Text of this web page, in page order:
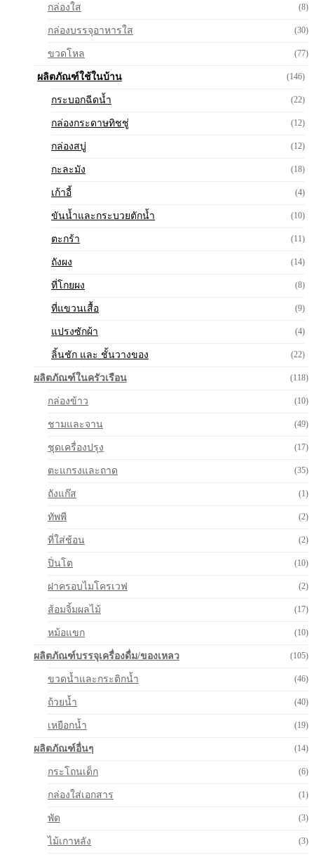
กล่องใส (8)
กล่องบรรจุอาหารใส (30)
ขวดโหล (77)
ผลิตภัณฑ์ใช้ในบ้าน (146)
กระบอกฉีดน้ำ (22)
กล่องกระดาษทิชชู่ (12)
กล่องสบู่ (12)
กะละมัง (18)
เก้าอี้ (4)
ขันน้ำและกระบวยตักน้ำ (10)
ตะกร้า (11)
ถังผง (14)
ที่โกยผง (8)
ที่แขวนเสื้อ (9)
แปรงซักผ้า (4)
ลิ้นชัก และ ชั้นวางของ (22)
ผลิตภัณฑ์ในครัวเรือน (118)
กล่องข้าว (10)
ชามและจาน (49)
ชุดเครื่องปรุง (17)
ตะแกรงและถาด (35)
ถังแก๊ส (1)
ทัพพี (2)
ที่ใส่ช้อน (2)
ปิ่นโต (10)
ฝาครอบไมโครเวฟ (2)
ส้อมจิ้มผลไม้ (17)
หม้อแขก (10)
ผลิตภัณฑ์บรรจุเครื่องดื่ม/ของเหลว (105)
ขวดน้ำและกระติกน้ำ (46)
ถ้วยน้ำ (40)
เหยือกน้ำ (19)
ผลิตภัณฑ์อื่นๆ (14)
กระโถนเด็ก (6)
กล่องใส่เอกสาร (1)
พัด (3)
ไม้เกาหลัง (3)